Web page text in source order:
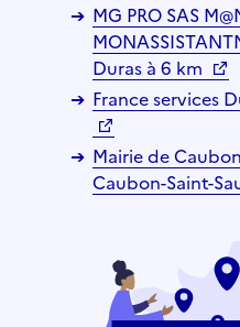
MG PRO SAS
Duras à 6 km
France services
Mairie de
Caubon-Saint-